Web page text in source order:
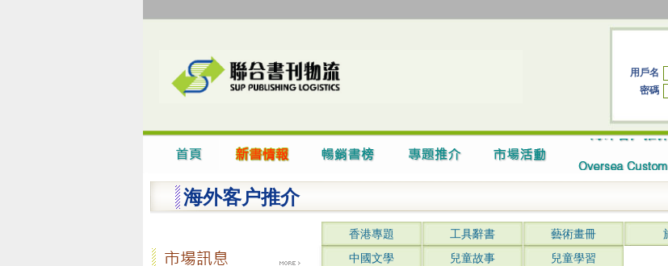
用戶名
密碼
海外客户推介
香港專題 工具辭書 藝術畫冊
中國文學
兒童故事 兒童學習